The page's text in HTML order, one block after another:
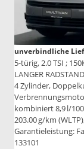
unverbindliche
5-türig, 2.0 TSI ;
LANGER
4 Zylinder,
kombiniert 8,9 l/
203.00 g/km
Garantieleistung:
133101